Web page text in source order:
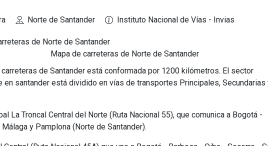
Norte de Santander Instituto Nacional de Vías - Invias
de Norte de Santander
Mapa de carreteras de Norte de Santander
carreteras de Santander está conformada por 1200 kilómetros. El sector
en santander está dividido en vías de transportes Principales, Secundarias
La Troncal Central del Norte (Ruta Nacional 55), que comunica a Bogotá -
Málaga y Pamplona (Norte de Santander).